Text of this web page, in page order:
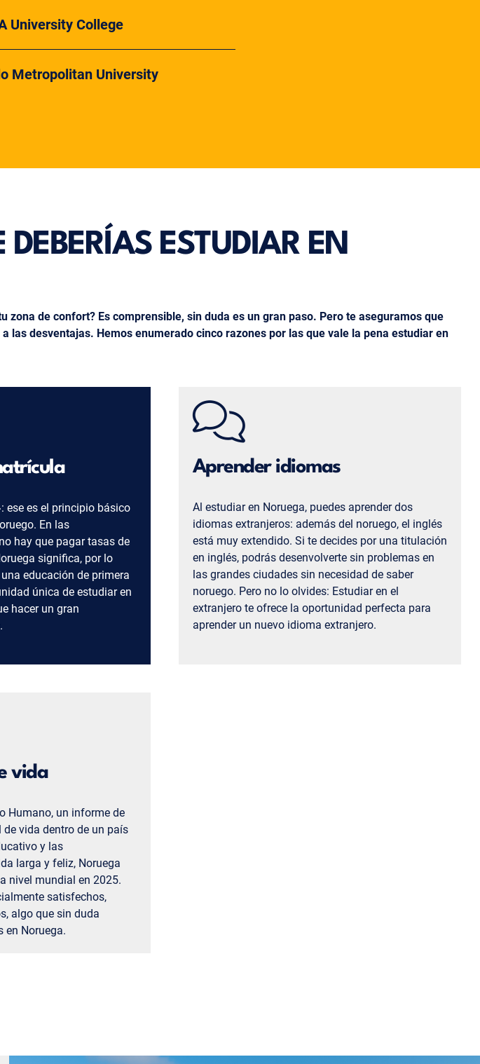
University College
Metropolitan University
ESTUDIAR EN
de confort? Es comprensible, sin duda es un gran paso. Pero te aseguramos que
desventajas. Hemos enumerado cinco razones por las que vale la pena estudiar en
ese es el principio básico
En las
hay que pagar tasas de
significa, por lo
educación de primera
única de estudiar en
hacer un gran
Aprender idiomas
Al estudiar en Noruega, puedes aprender dos
idiomas extranjeros: además del noruego, el inglés
está muy extendido. Si te decides por una titulación
en inglés, podrás desenvolverte sin problemas en
las grandes ciudades sin necesidad de saber
noruego. Pero no lo olvides: Estudiar en el
extranjero te ofrece la oportunidad perfecta para
aprender un nuevo idioma extranjero.
vida
Humano, un informe de
de vida dentro de un país
y las
larga y feliz, Noruega
nivel mundial en 2025.
satisfechos,
algo que sin duda
en Noruega.